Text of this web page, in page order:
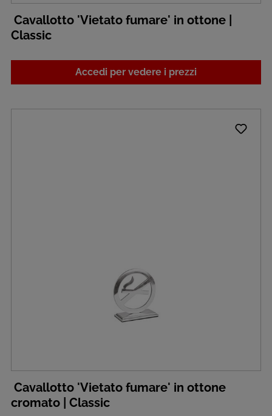
Cavallotto 'Vietato fumare' in ottone |
Classic
Accedi per vedere i prezzi
Cavallotto 'Vietato fumare' in ottone
cromato | Classic